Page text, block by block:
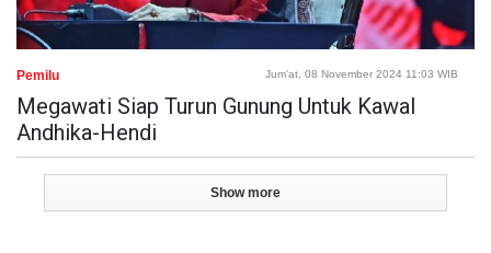
Pemilu Jum'at, 08 November 2024 11:03 WIB
Megawati Siap Turun Gunung Untuk Kawal
Andhika-Hendi
Show more